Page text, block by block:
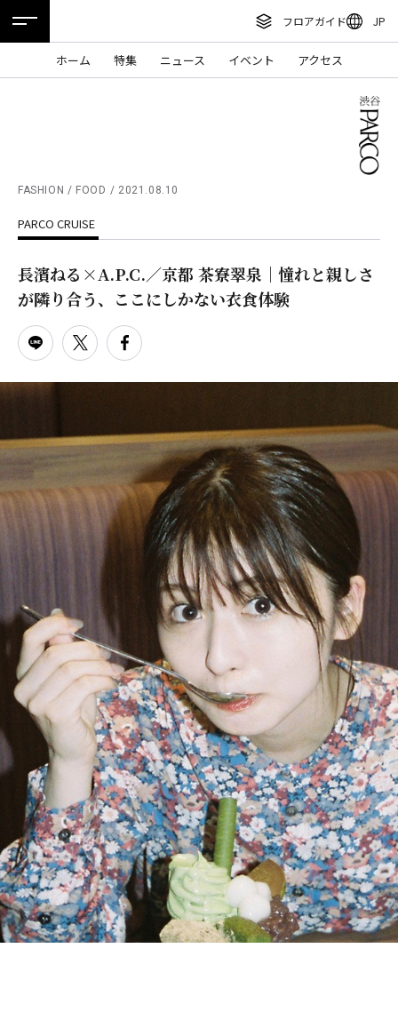
フロアガイド JP
ホーム 特集 ニュース イベント アクセス
ニュース
特集
TAX FREE
DELIVERY SERVICES
PARCOメンバーズ
リクルート
ENGLISH
繁体字
ภาษาไทย
日本語
FASHION / FOOD 2021.08.10
PARCO CRUISE
長濱ねる×A.P.C.／京都 茶寮翠泉｜憧れと親しさ
が隣り合う、ここにしかない衣食体験